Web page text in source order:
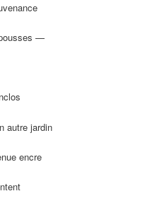
—
autre jardin
encre